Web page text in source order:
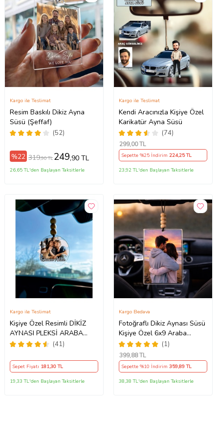
Resim Baskılı Dikiz Ayna
Süsü (Şeffaf)
(52)
Kargo ile Teslimat
%22 319,90 TL 249,90 TL
26,65 TL'den Başlayan Taksitlerle
Kendi Aracınızla Kişiye Özel
Karikatür Ayna Süsü
(74)
Kargo ile Teslimat
299,00 TL
Sepette %25 İndirim224,25 TL
23,92 TL'den Başlayan Taksitlerle
Kişiye Özel Resimli DİKİZ
AYNASI PLEKSİ ARABA
SÜSÜ
(41)
Kargo ile Teslimat
Sepet Fiyatı 181,30 TL
19,33 TL'den Başlayan Taksitlerle
Fotoğraflı Dikiz Aynası Süsü
Kişiye Özel 6x9 Araba
Aksesuarı
(1)
Kargo Bedava
399,88 TL
Sepette %10 İndirim359,89 TL
38,38 TL'den Başlayan Taksitlerle